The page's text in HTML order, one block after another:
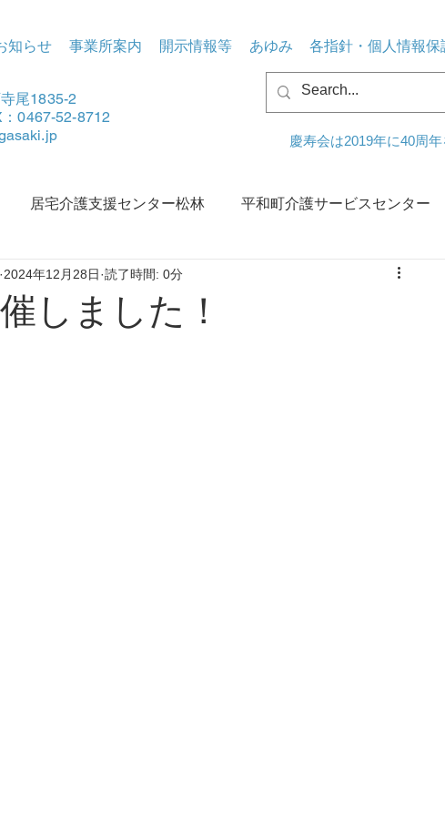
知らせ 事業所案内 開示情報等 あゆみ 各指針・個人情報保
尾1835-2
0467-52-8712
慶寿会は2019年に40周
居宅介護支援センター松林 平和町介護サービスセンター
センターあさひ 松林地区地域包括支援センターくるみ
しました！
2024年12月28日 読了時間: 0分